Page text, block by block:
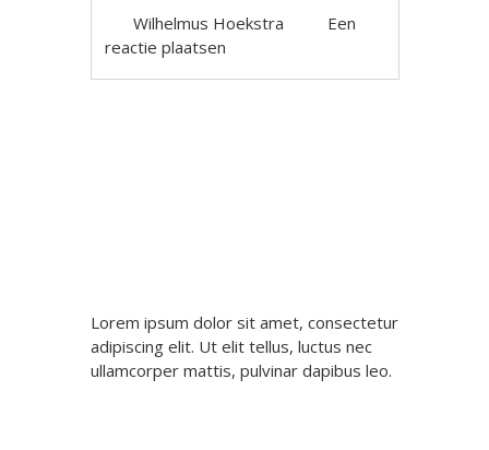
Wilhelmus Hoekstra
Een
reactie plaatsen
Lorem ipsum dolor sit amet, consectetur
adipiscing elit. Ut elit tellus, luctus nec
ullamcorper mattis, pulvinar dapibus leo.